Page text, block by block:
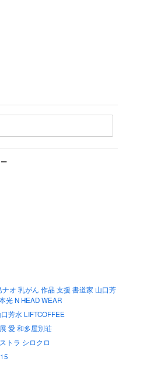
オ 乳がん 作品 支援 書道家 山口芳
光 N HEAD WEAR
芳水 LIFTCOFFEE
愛 和多屋別荘
トラ シロクロ